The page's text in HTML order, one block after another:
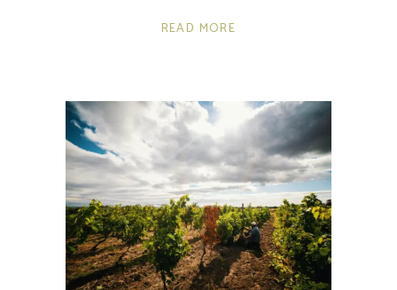
READ MORE